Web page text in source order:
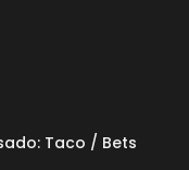
Taco / Bets